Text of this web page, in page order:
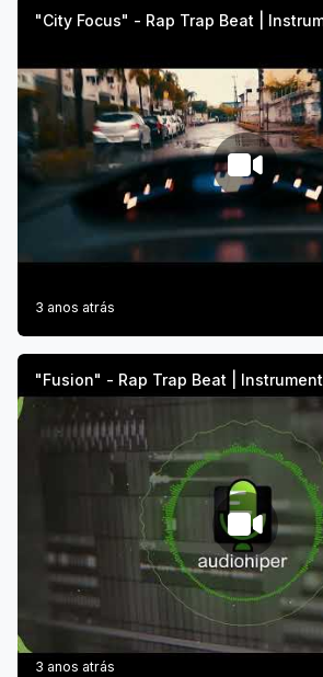
"City Focus" - Rap Trap Beat |
3 anos atrás
"Fusion" - Rap Trap Beat |
3 anos atrás